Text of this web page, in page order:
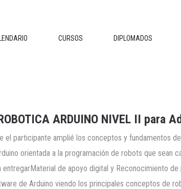
CURSOS DIPLOMADOS
ARDUINO NIVEL II para
el participante amplié los conceptos y fundamentos
orientada a la programación de robots que sean
entregarMaterial de apoyo digital y Reconocimiento
de Arduino viendo los principales conceptos de